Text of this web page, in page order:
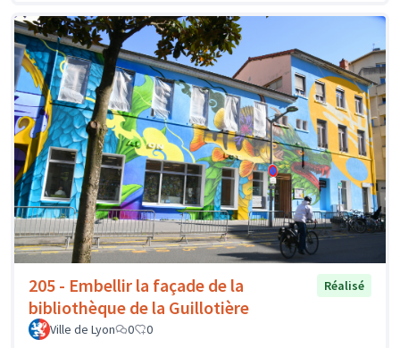
205 - Embellir la façade de la
bibliothèque de la Guillotière
Réalisé
Ville de Lyon 0 0